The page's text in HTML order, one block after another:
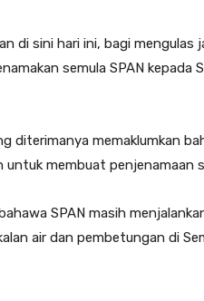
di sini hari ini, bagi mengulas
semula SPAN kepada
diterimanya memaklumkan
membuat penjenamaan
SPAN masih
air dan pembetungan di